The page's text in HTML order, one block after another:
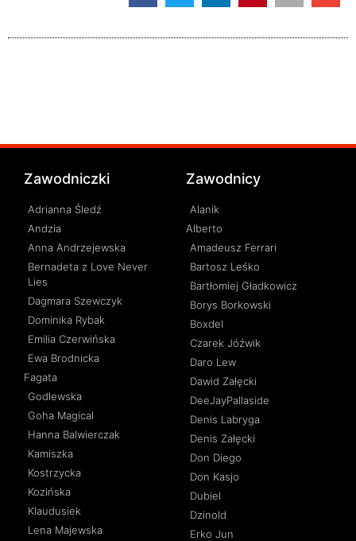
Zawodniczki
Adrianna Śledź
Andzia
Anna Andrzejewska
Bernadeta z Love Never
Lies
Dagmara Szewczyk
Dominika Rybak
Emilia Czerwińska
Ewa Brodnicka
Fagata
Godlewska
Goha Magical
Hanna Balwierczak
Kamiszka
Kostrzycka
Kozińska
Klaudusiek
Lena Majewska
Zawodnicy
Alanik
Alberto
Amadeusz Ferrari
Bartosz Leśko
Bartłomiej Gładkowicz
Borys Borkowski
Boxdel
Czarek Jóźwik
Daro Lew
Dawid Załęcki
DeeJayPallaside
Denis Labryga
Denis Załęcki
Don Diego
Don Kasjo
Dubiel
Dzinold
Erko Jun